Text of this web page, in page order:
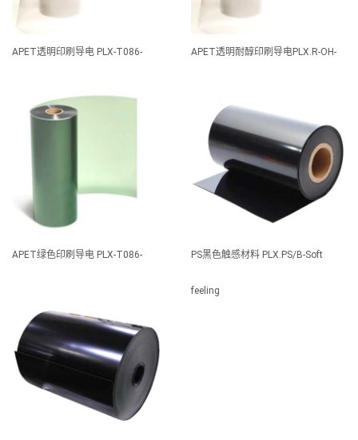
APET透明印刷导电 PLX-T086- APET透明耐醇印刷导电PLX.R-OH-
APET绿色印刷导电 PLX-T086- PS黑色触感材料 PLX.PS/B-Soft
feeling